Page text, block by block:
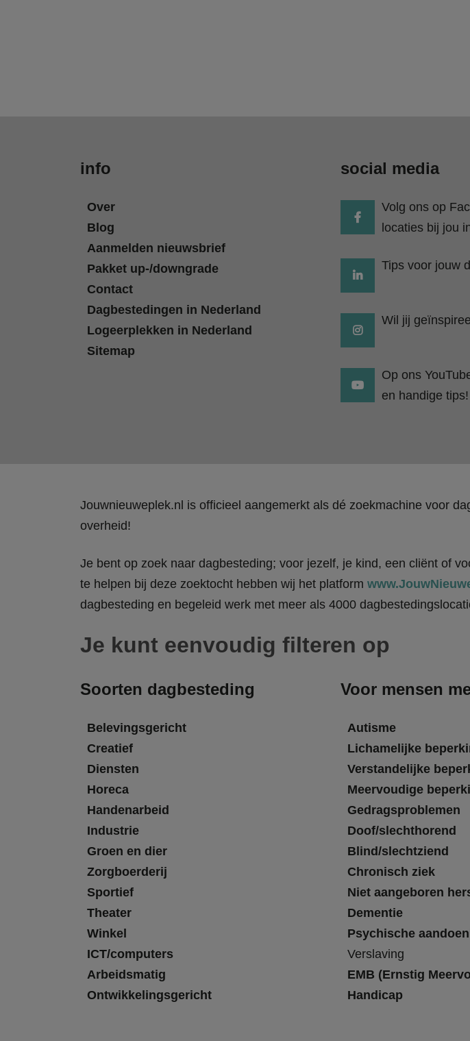
info
Over
Blog
Aanmelden nieuwsbrief
Pakket up-/downgrade
Contact
Dagbestedingen in Nederland
Logeerplekken in Nederland
Sitemap
social media
Volg ons op
locaties bij jou
Tips voor jouw
Wil jij
Op ons
en handige tips!
Jouwnieuweplek.nl is officieel aangemerkt als dé zoekmachine voor
overheid!
Je bent op zoek naar dagbesteding; voor jezelf, je kind, een cliënt of
te helpen bij deze zoektocht hebben wij het platform
dagbesteding en begeleid werk met meer als 4000
Je kunt eenvoudig filteren op
Soorten dagbesteding
Belevingsgericht
Creatief
Diensten
Horeca
Handenarbeid
Industrie
Groen en dier
Zorgboerderij
Sportief
Theater
Winkel
ICT/computers
Arbeidsmatig
Ontwikkelingsgericht
Voor mensen
Autisme
Lichamelijke
Verstandelijke
Meervoudige
Gedragsproblemen
Doof/slechthorend
Blind/slechtziend
Chronisch ziek
Niet aangeboren
Dementie
Psychische
Verslaving
EMB (Ernstig
Handicap